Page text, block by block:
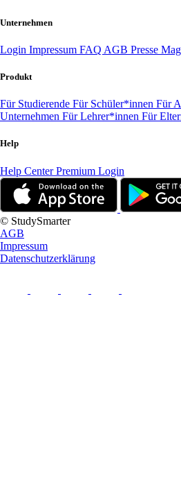
Unternehmen
Login Impressum FAQ AGB Presse
Produkt
Für Studierende Für Schüler*innen Für
Unternehmen Für Lehrer*innen Für
Help
Help CenterPremium Login
© StudySmarter
AGB
Impressum
Datenschutzerklärung